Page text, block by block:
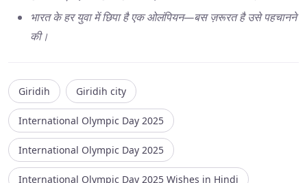
भारत के हर युवा में छिपा है एक ओलंपियन—बस ज़रूरत है उसे पहचानने
की।
Giridih Giridih city
International Olympic Day 2025
International Olympic Day 2025
International Olympic Day 2025 Wishes in Hindi